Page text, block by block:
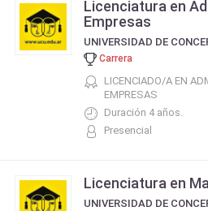
Licenciatura en
Empresas
Carrera
LICENCIADO/A EN
EMPRESAS
Duración 4 años.
Presencial
Licenciatura en